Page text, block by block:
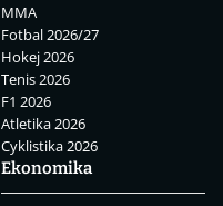
MMA
Fotbal 2026/27
Hokej 2026
Tenis 2026
F1 2026
Atletika 2026
Cyklistika 2026
Ekonomika